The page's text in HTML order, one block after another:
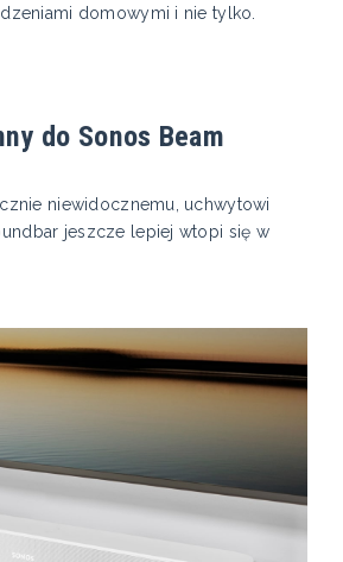
domowymi i nie tylko.
do Sonos Beam
niewidocznemu, uchwytowi
jeszcze lepiej wtopi się w